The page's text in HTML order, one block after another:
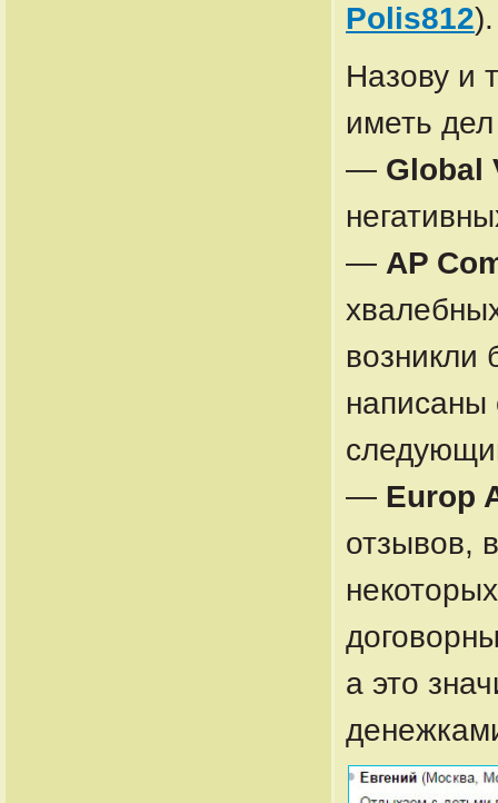
Polis812).
Назову и
иметь
— Global
— AP
возникли
— Europ
отзывов,
а это